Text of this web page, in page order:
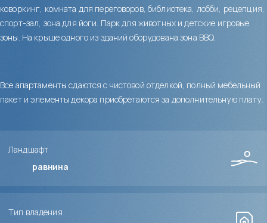
коворкинг, комната для переговоров, библиотека, лобби, рецепция,
спорт-зал, зона для йоги. Парк для животных и детские игровые
зоны. На крыше одного из зданий оборудована зона BBQ.
Все апартаменты сдаются с чистовой отделкой, полный мебельный
пакет и элементы декора приобретаются за дополнительную плату.
Ландшафт
равнина
Тип владения